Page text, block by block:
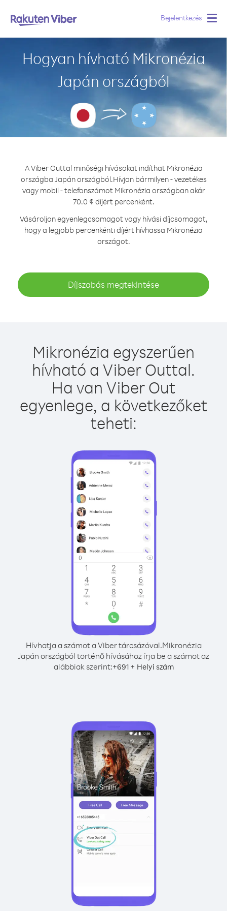
Bejelentkezés
Hogyan hívható Mikronézia
Japán országból
A Viber Outtal minőségi hívásokat indíthat Mikronézia
országba Japán országból.Hívjon bármilyen - vezetékes
vagy mobil - telefonszámot Mikronézia országban akár
70.0 ¢ díjért percenként.
Vásároljon egyenlegcsomagot vagy hívási díjcsomagot,
hogy a legjobb percenkénti díjért hívhassa Mikronézia
országot.
Díjszabás megtekintése
Mikronézia egyszerűen
hívható a Viber Outtal.
Ha van Viber Out
egyenlege, a következőket
teheti:
Hívhatja a számot a Viber tárcsázóval.Mikronézia
Japán országból történő hívásához írja be a számot az
alábbiak szerint:+691+ Helyi szám